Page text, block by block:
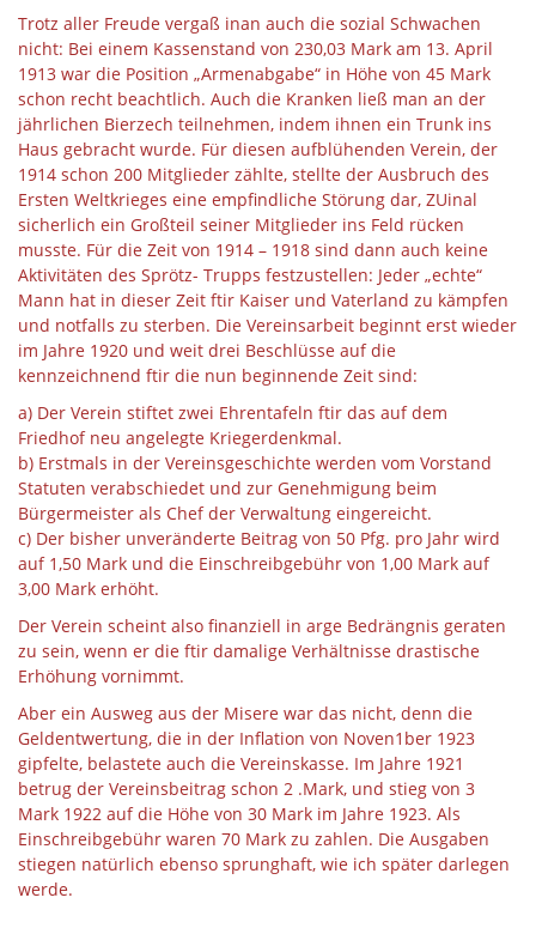
Trotz aller Freude vergaß inan auch die sozial Schwachen
nicht: Bei einem Kassenstand von 230,03 Mark am 13. April
1913 war die Position „Armenabgabe“ in Höhe von 45 Mark
schon recht beachtlich. Auch die Kranken ließ man an der
jährlichen Bierzech teilnehmen, indem ihnen ein Trunk ins
Haus gebracht wurde. Für diesen aufblühenden Verein, der
1914 schon 200 Mitglieder zählte, stellte der Ausbruch des
Ersten Weltkrieges eine empfindliche Störung dar, ZUinal
sicherlich ein Großteil seiner Mitglieder ins Feld rücken
musste. Für die Zeit von 1914 – 1918 sind dann auch keine
Aktivitäten des Sprötz- Trupps festzustellen: Jeder „echte“
Mann hat in dieser Zeit ftir Kaiser und Vaterland zu kämpfen
und notfalls zu sterben. Die Vereinsarbeit beginnt erst wieder
im Jahre 1920 und weit drei Beschlüsse auf die
kennzeichnend ftir die nun beginnende Zeit sind:
a) Der Verein stiftet zwei Ehrentafeln ftir das auf dem
Friedhof neu angelegte Kriegerdenkmal.
b) Erstmals in der Vereinsgeschichte werden vom Vorstand
Statuten verabschiedet und zur Genehmigung beim
Bürgermeister als Chef der Verwaltung eingereicht.
c) Der bisher unveränderte Beitrag von 50 Pfg. pro Jahr wird
auf 1,50 Mark und die Einschreibgebühr von 1,00 Mark auf
3,00 Mark erhöht.
Der Verein scheint also finanziell in arge Bedrängnis geraten
zu sein, wenn er die ftir damalige Verhältnisse drastische
Erhöhung vornimmt.
Aber ein Ausweg aus der Misere war das nicht, denn die
Geldentwertung, die in der Inflation von Noven1ber 1923
gipfelte, belastete auch die Vereinskasse. Im Jahre 1921
betrug der Vereinsbeitrag schon 2 .Mark, und stieg von 3
Mark 1922 auf die Höhe von 30 Mark im Jahre 1923. Als
Einschreibgebühr waren 70 Mark zu zahlen. Die Ausgaben
stiegen natürlich ebenso sprunghaft, wie ich später darlegen
werde.